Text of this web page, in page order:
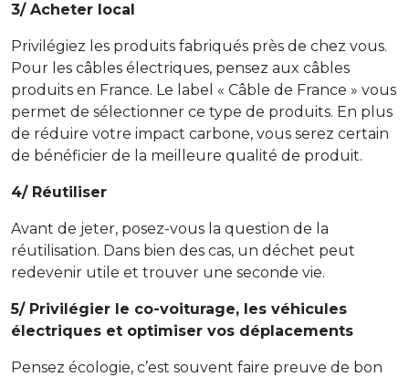
3/ Acheter local
Privilégiez les produits fabriqués près de chez vous.
Pour les câbles électriques, pensez aux câbles
produits en France. Le label « Câble de France » vous
permet de sélectionner ce type de produits. En plus
de réduire votre impact carbone, vous serez certain
de bénéficier de la meilleure qualité de produit.
4/ Réutiliser
Avant de jeter, posez-vous la question de la
réutilisation. Dans bien des cas, un déchet peut
redevenir utile et trouver une seconde vie.
5/ Privilégier le co-voiturage, les véhicules
électriques et optimiser vos déplacements
Pensez écologie, c’est souvent faire preuve de bon